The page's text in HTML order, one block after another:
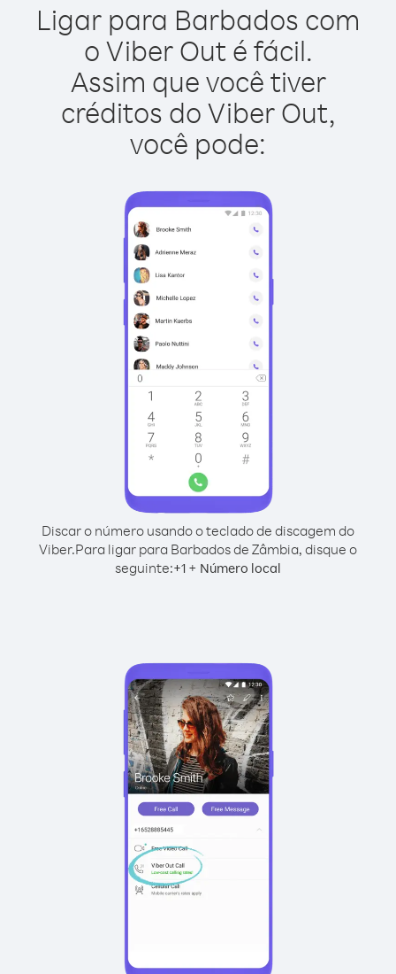
Ligar para Barbados com
o Viber Out é fácil.
Assim que você tiver
créditos do Viber Out,
você pode:
Discar o número usando o teclado de discagem do
Viber.Para ligar para Barbados de Zâmbia, disque o
seguinte:+1 + Número local